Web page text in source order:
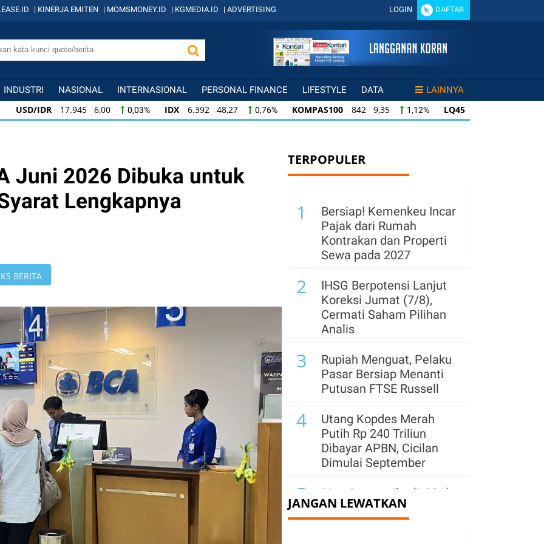
| KINERJA EMITEN | MOMSMONEY.ID | KGMEDIA.ID | ADVERTISING LOGIN DAFTAR
INDUSTRI NASIONAL INTERNASIONAL PERSONAL FINANCE LIFESTYLE DATA LAINNYA
USD/IDR 17.945 6,00 0,03% IDX 6.392 48,27 0,76% KOMPAS100 842 9,35 1,12% LQ45 639 7,95
IDX 6.392 48,27 0,76% KOMPAS100 842 9,35 1,12% LQ45 639 7,95 1,26% ISSI 222 2,35
Juni 2026 Dibuka untuk
Lengkapnya
BERITA
TERPOPULER
1
Bersiap! Kemenkeu Incar
Pajak dari Rumah
Kontrakan dan Properti
Sewa pada 2027
2
IHSG Berpotensi Lanjut
Koreksi Jumat (7/8),
Cermati Saham Pilihan
Analis
3
Rupiah Menguat, Pelaku
Pasar Bersiap Menanti
Putusan FTSE Russell
4
Utang Kopdes Merah
Putih Rp 240 Triliun
Dibayar APBN, Cicilan
Dimulai September
5
Dian Swastatika (DSSA)
Alihkan 9,63 Miliar
Saham Treasuri per 10
JANGAN LEWATKAN